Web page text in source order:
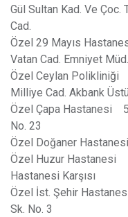
Gül Sultan Kad. Ve
Cad.
Özel 29 Mayıs
Vatan Cad. Emniyet Müd.
Özel Ceylan
Milliye Cad. Akbank Üstü
Özel Çapa Hastanesi
No. 23
Özel Doğaner
Özel Huzur
Hastanesi Karşısı
Özel İst. Şehir
Sk. No. 3